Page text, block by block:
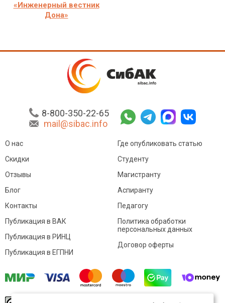
«Инженерный вестник
Дона»
8-800-350-22-65
mail@sibac.info
О нас
Скидки
Отзывы
Блог
Контакты
Где опубликовать статью
Студенту
Магистранту
Аспиранту
Педагогу
Публикация в ВАК
Публикация в РИНЦ
Публикация в ЕГПНИ
Политика обработки
персональных данных
Договор оферты